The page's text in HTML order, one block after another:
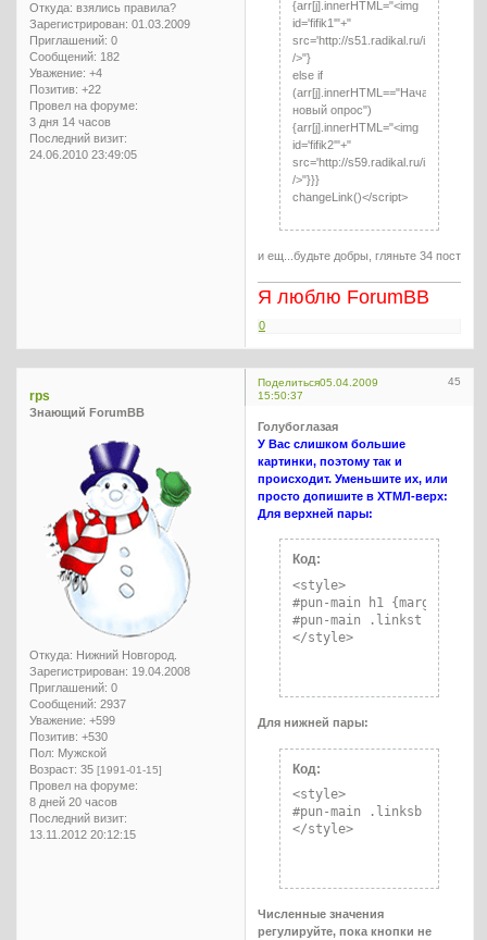
Откуда: взялись правила?
Зарегистрирован: 01.03.2009
Приглашений: 0
Сообщений: 182
Уважение: +4
Позитив: +22
Провел на форуме:
3 дня 14 часов
Последний визит:
24.06.2010 23:49:05
{arr[j].innerHTML="<img
id='fifik1'"+"
src='http://s51.radikal.ru/i134/0904/
/>"}
else if
(arr[j].innerHTML=="Начать
новый опрос")
{arr[j].innerHTML="<img
id='fifik2'"+"
src='http://s59.radikal.ru/i166/0904/
/>"}}}
changeLink()</script>
и ещ...будьте добры, гляньте 34 пост
Я люблю ForumBB
0
Поделиться 45
05.04.2009
15:50:37
rps
Знающий ForumBB
Откуда: Нижний Новгород.
Зарегистрирован: 19.04.2008
Приглашений: 0
Сообщений: 2937
Уважение: +599
Позитив: +530
Пол: Мужской
Возраст: 35 [1991-01-15]
Провел на форуме:
8 дней 20 часов
Последний визит:
13.11.2012 20:12:15
Голубоглазая
У Вас слишком большие
картинки, поэтому так и
происходит. Уменьшите их, или
просто допишите в ХТМЛ-верх:
Для верхней пары:
Код:
<style>
#pun-main h1 {margin-top:
#pun-main .linkst
</style>
Для нижней пары:
Код:
<style>
#pun-main .linksb
</style>
Численные значения
регулируйте, пока кнопки не